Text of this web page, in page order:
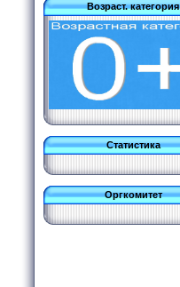
Возраст. категория
Статистика
Оргкомитет